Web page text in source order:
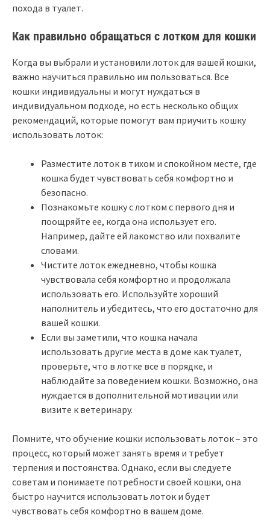
похода в туалет.
Как правильно обращаться с лотком для кошки
Когда вы выбрали и установили лоток для вашей кошки,
важно научиться правильно им пользоваться. Все
кошки индивидуальны и могут нуждаться в
индивидуальном подходе, но есть несколько общих
рекомендаций, которые помогут вам приучить кошку
использовать лоток:
Разместите лоток в тихом и спокойном месте, где
кошка будет чувствовать себя комфортно и
безопасно.
Познакомьте кошку с лотком с первого дня и
поощряйте ее, когда она использует его.
Например, дайте ей лакомство или похвалите
словами.
Чистите лоток ежедневно, чтобы кошка
чувствовала себя комфортно и продолжала
использовать его. Используйте хороший
наполнитель и убедитесь, что его достаточно для
вашей кошки.
Если вы заметили, что кошка начала
использовать другие места в доме как туалет,
проверьте, что в лотке все в порядке, и
наблюдайте за поведением кошки. Возможно, она
нуждается в дополнительной мотивации или
визите к ветеринару.
Помните, что обучение кошки использовать лоток – это
процесс, который может занять время и требует
терпения и постоянства. Однако, если вы следуете
советам и понимаете потребности своей кошки, она
быстро научится использовать лоток и будет
чувствовать себя комфортно в вашем доме.